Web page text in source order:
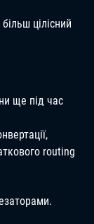
цілісний
ще під час
routing